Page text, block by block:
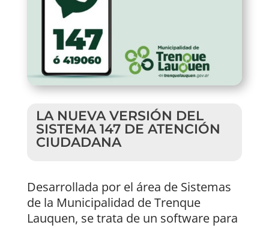
LA NUEVA VERSIÓN DEL
SISTEMA 147 DE ATENCIÓN
CIUDADANA
Desarrollada por el área de Sistemas
de la Municipalidad de Trenque
Lauquen, se trata de un software para